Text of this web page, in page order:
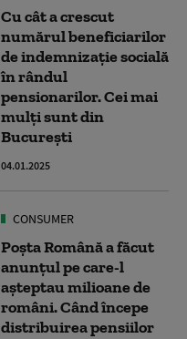
Cu cât a crescut
numărul beneficiarilor
de indemnizație socială
în rândul
pensionarilor. Cei mai
mulți sunt din
București
04.01.2025
CONSUMER
Poșta Română a făcut
anunțul pe care-l
așteptau milioane de
români. Când începe
distribuirea pensiilor